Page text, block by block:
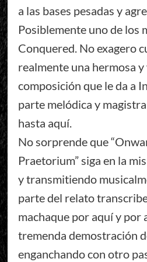
a las bases pesadas y
Posiblemente uno de los
Conquered. No exagero
realmente una hermosa
composición que le da a
parte melódica y
hasta aquí.
No sorprende que
Praetorium” siga en la
y transmitiendo
parte del relato
machaque por aquí y por
tremenda demostración
enganchando con otro